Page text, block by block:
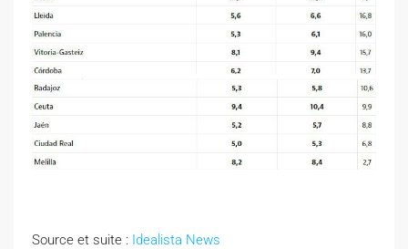
Source et suite : Idealista News